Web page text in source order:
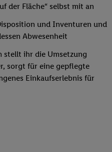
der Fläche“ selbst mit an
und Inventuren und
Abwesenheit
stellt ihr die Umsetzung
sorgt für eine gepflegte
Einkaufserlebnis für